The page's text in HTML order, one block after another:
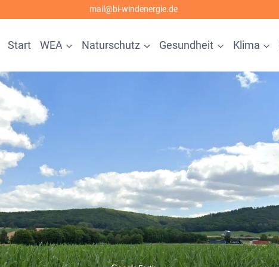
mail@bi-windenergie.de
Start WEA Naturschutz Gesundheit Klima